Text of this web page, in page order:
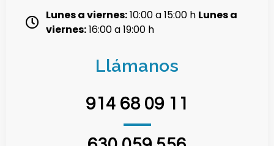
Lunes a viernes:10:00 a 15:00 h Lunes a
viernes:16:00 a 19:00 h
Llámanos
914 68 09 11